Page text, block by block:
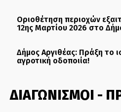
Οριοθέτηση περιοχών
12ης Μαρτίου 2026 στο
Δήμος Αργιθέας: Πράξη το
αγροτική οδοποιία!
ΔΙΑΓΩΝΙΣΜΟΙ -